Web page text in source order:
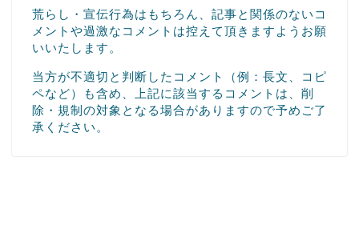
荒らし・宣伝行為はもちろん、記事と関係のないコ
メントや過激なコメントは控えて頂きますようお願
いいたします。
当方が不適切と判断したコメント（例：長文、コピ
ペなど）も含め、上記に該当するコメントは、削
除・規制の対象となる場合がありますので予めご了
承ください。